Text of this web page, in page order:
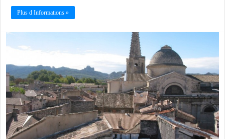
Plus d Informations »